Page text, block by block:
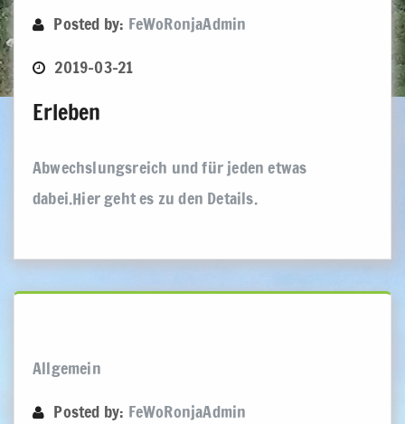
Posted by: FeWoRonjaAdmin
2019-03-21
Erleben
Abwechslungsreich und für jeden etwas
dabei.Hier geht es zu den Details.
Allgemein
Posted by: FeWoRonjaAdmin